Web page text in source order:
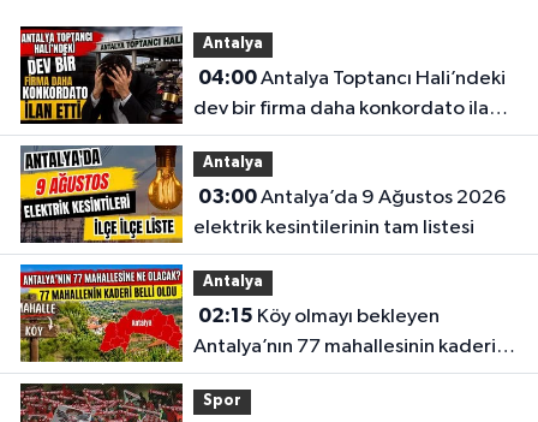
Antalya
04:00Antalya Toptancı Hali’ndeki
dev bir firma daha konkordato ilan
etti
Antalya
03:00Antalya’da 9 Ağustos 2026
elektrik kesintilerinin tam listesi
Antalya
02:15
Antalya’nın 77 mahallesinin kaderi
belli oldu
Spor